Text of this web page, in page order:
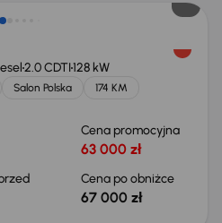
2.0 CDTI128 kW
Salon Polska
174 KM
Cena promocyjna
63 000 zł
Cena po obniżce
67 000 zł